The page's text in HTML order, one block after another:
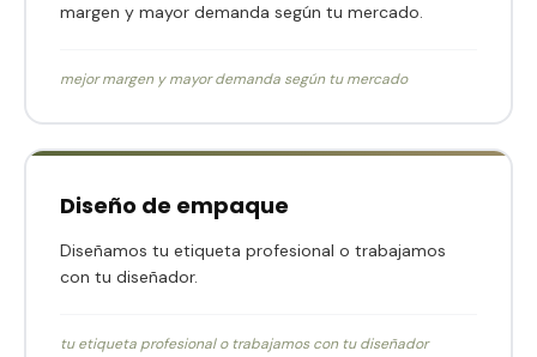
margen y mayor demanda según tu mercado.
mejor margen y mayor demanda según tu mercado
Diseño de empaque
Diseñamos tu etiqueta profesional o trabajamos
con tu diseñador.
tu etiqueta profesional o trabajamos con tu diseñador